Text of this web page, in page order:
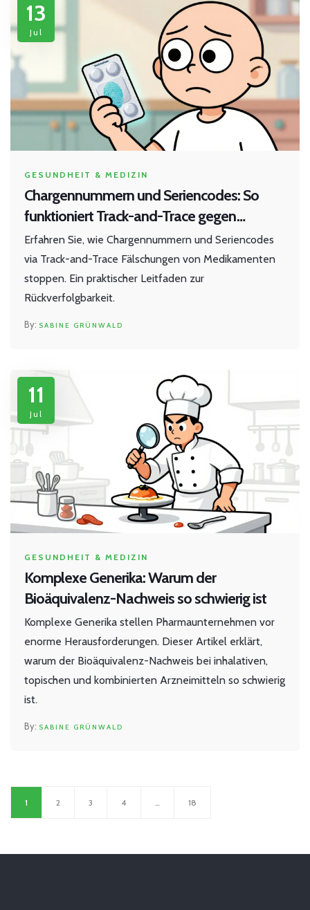
13
Jul
GESUNDHEIT & MEDIZIN
Chargennummern und Seriencodes: So
funktioniert Track-and-Trace gegen
Fälschungen
Erfahren Sie, wie Chargennummern und Seriencodes
via Track-and-Trace Fälschungen von Medikamenten
stoppen. Ein praktischer Leitfaden zur
Rückverfolgbarkeit.
SABINE GRÜNWALD
11
Jul
GESUNDHEIT & MEDIZIN
Komplexe Generika: Warum der
Bioäquivalenz-Nachweis so schwierig ist
Komplexe Generika stellen Pharmaunternehmen vor
enorme Herausforderungen. Dieser Artikel erklärt,
warum der Bioäquivalenz-Nachweis bei inhalativen,
topischen und kombinierten Arzneimitteln so schwierig
ist.
SABINE GRÜNWALD
1 2 3 4 18